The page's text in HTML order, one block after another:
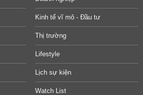
Kinh tế vĩ mô - Đầu tư
Thị trường
Lifestyle
Lịch sự kiện
Watch List